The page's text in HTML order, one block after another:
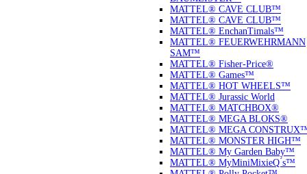
MATTEL® CAVE CLUB™
MATTEL® CAVE CLUB™
MATTEL® EnchanTimals™
MATTEL® FEUERWEHRMANN
SAM™
MATTEL® Fisher-Price®
MATTEL® Games™
MATTEL® HOT WHEELS™
MATTEL® Jurassic World
MATTEL® MATCHBOX®
MATTEL® MEGA BLOKS®
MATTEL® MEGA
MATTEL® MONSTER HIGH™
MATTEL® My Garden Baby™
MATTEL® MyMiniMixieQ ́s™